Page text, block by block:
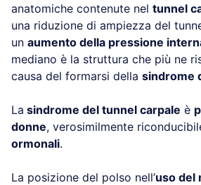
anatomiche contenute nel tunnel
una riduzione di ampiezza del
un aumento della pressione
mediano è la struttura che più ne
causa del formarsi della sindrome
La sindrome del tunnel carpale è
donne, verosimilmente
ormonali.
La posizione del polso nell’uso del